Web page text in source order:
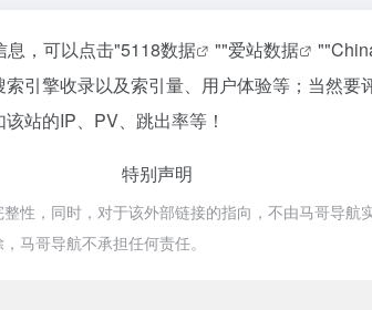
息，可以点击"5118数据 ""爱站数据 ""
引擎收录以及索引量、用户体验等；当然
站的IP、PV、跳出率等！
特别声明
性，同时，对于该外部链接的指向，不由马哥导
马哥导航不承担任何责任。